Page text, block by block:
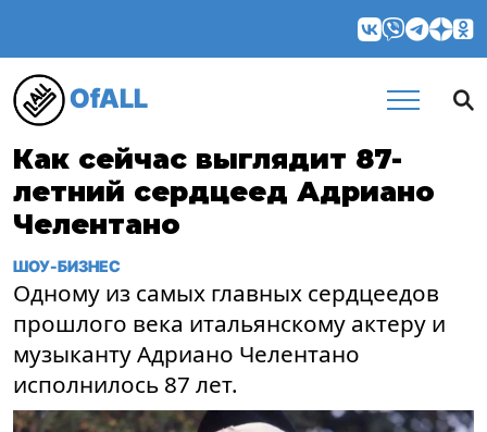
OfALL
Как сейчас выглядит 87-
летний сердцеед Адриано
Челентано
ШОУ-БИЗНЕС
Одному из самых главных сердцеедов
прошлого века итальянскому актеру и
музыканту Адриано Челентано
исполнилось 87 лет.